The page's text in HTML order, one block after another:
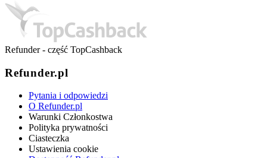
Refunder - część TopCashback
Refunder.pl
Pytania i odpowiedzi
O Refunder.pl
Warunki Członkostwa
Polityka prywatności
Ciasteczka
Ustawienia cookie